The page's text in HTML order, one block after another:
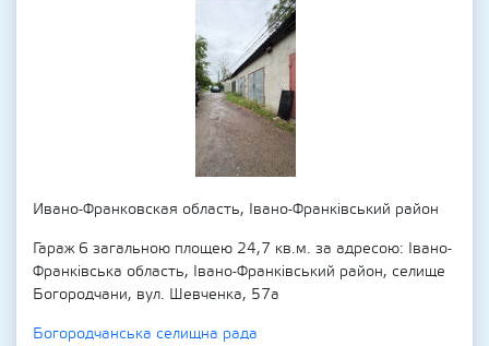
Ивано-Франковская область, Івано-Франківський район
Гараж 6 загальною площею 24,7 кв.м. за адресою: Івано-
Франківська область, Івано-Франківський район, селище
Богородчани, вул. Шевченка, 57а
Богородчанська селищна рада